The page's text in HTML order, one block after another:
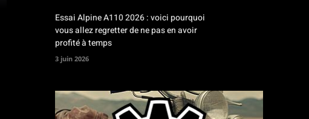
Essai Alpine A110 2026 : voici pourquoi
vous allez regretter de ne pas en avoir
profité à temps
3 juin 2026